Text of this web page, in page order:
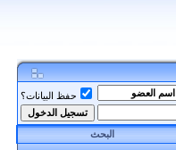
حفظ البيانات؟
البحث